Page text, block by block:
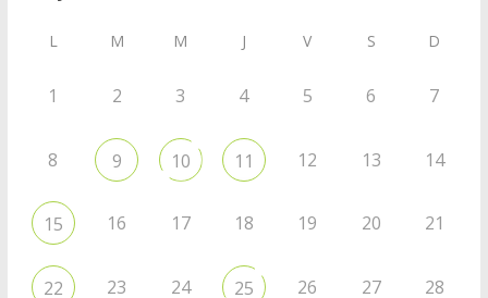
L M M J V S D
1 2 3 4 5 6 7
8 9 10 11 12 13 14
15 16 17 18 19 20 21
22 23 24 25 26 27 28